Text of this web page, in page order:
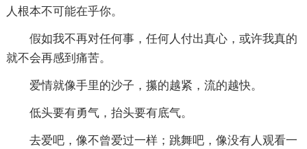
人根本不可能在乎你。
假如我不再对任何事，任何人付出真心，或许我真的
就不会再感到痛苦。
爱情就像手里的沙子，攥的越紧，流的越快。
低头要有勇气，抬头要有底气。
去爱吧，像不曾爱过一样；跳舞吧，像没有人观看一